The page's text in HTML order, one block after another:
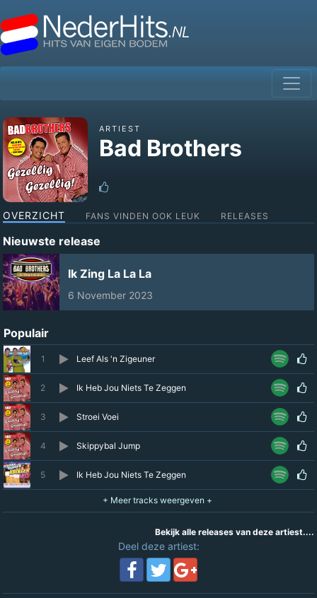
ARTIEST
Bad Brothers
OVERZICHT FANS VINDEN OOK LEUK RELEASES
Nieuwste release
Ik Zing La La La
6 November 2023
Populair
1 Leef Als 'n Zigeuner
2 Ik Heb Jou Niets Te Zeggen
3 Stroei Voei
4 Skippybal Jump
5 Ik Heb Jou Niets Te Zeggen
Bekijk alle releases van deze artiest....
Deel deze artiest: